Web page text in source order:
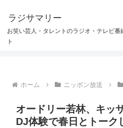
ラジサマリー
お笑い芸人・タレントのラジオ・テレビ
ト
ホーム ニッポン放送
オードリー若林、キッ
DJ体験で春日とトーク